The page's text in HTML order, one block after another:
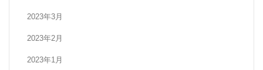
2023年3月
2023年2月
2023年1月